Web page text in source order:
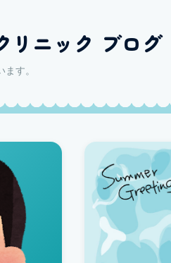
リニック ブログ
す。